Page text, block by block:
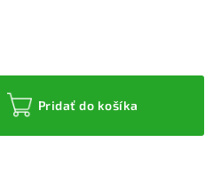
Pridať do košíka